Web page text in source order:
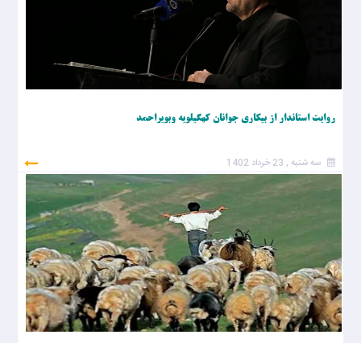
روایت استاندار از بیکاری جوانان کهگیلویه وبویراحمد
سه شنبه , 23 خرداد 1402